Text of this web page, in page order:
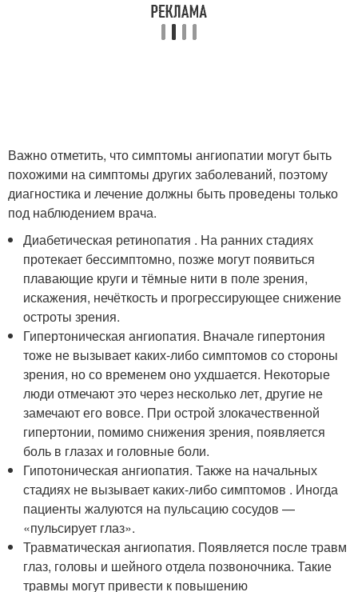
Важно отметить, что симптомы ангиопатии могут быть
похожими на симптомы других заболеваний, поэтому
диагностика и лечение должны быть проведены только
под наблюдением врача.
Диабетическая ретинопатия . На ранних стадиях
протекает бессимптомно, позже могут появиться
плавающие круги и тёмные нити в поле зрения,
искажения, нечёткость и прогрессирующее снижение
остроты зрения.
Гипертоническая ангиопатия. Вначале гипертония
тоже не вызывает каких-либо симптомов со стороны
зрения, но со временем оно ухдшается. Некоторые
люди отмечают это через несколько лет, другие не
замечают его вовсе. При острой злокачественной
гипертонии, помимо снижения зрения, появляется
боль в глазах и головные боли.
Гипотоническая ангиопатия. Также на начальных
стадиях не вызывает каких-либо симптомов . Иногда
пациенты жалуются на пульсацию сосудов —
«пульсирует глаз».
Травматическая ангиопатия. Появляется после травм
глаз, головы и шейного отдела позвоночника. Такие
травмы могут привести к повышению